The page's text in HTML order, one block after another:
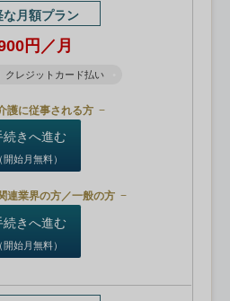
な月額プラン
円／月
クレジットカード払い
護に従事される方
続きへ進む
（開始月無料）
連業界の方／一般の方
続きへ進む
（開始月無料）